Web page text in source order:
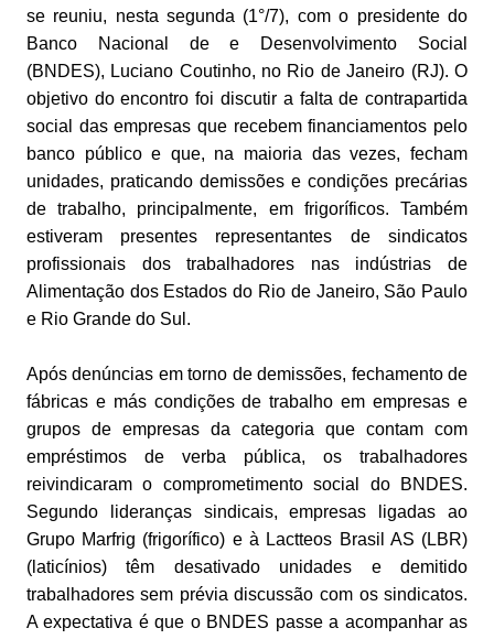
se reuniu, nesta segunda (1°/7), com o presidente do
Banco Nacional de e Desenvolvimento Social
(BNDES), Luciano Coutinho, no Rio de Janeiro (RJ). O
objetivo do encontro foi discutir a falta de contrapartida
social das empresas que recebem financiamentos pelo
banco público e que, na maioria das vezes, fecham
unidades, praticando demissões e condições precárias
de trabalho, principalmente, em frigoríficos. Também
estiveram presentes representantes de sindicatos
profissionais dos trabalhadores nas indústrias de
Alimentação dos Estados do Rio de Janeiro, São Paulo
e Rio Grande do Sul.
Após denúncias em torno de demissões, fechamento de
fábricas e más condições de trabalho em empresas e
grupos de empresas da categoria que contam com
empréstimos de verba pública, os trabalhadores
reivindicaram o comprometimento social do BNDES.
Segundo lideranças sindicais, empresas ligadas ao
Grupo Marfrig (frigorífico) e à Lactteos Brasil AS (LBR)
(laticínios) têm desativado unidades e demitido
trabalhadores sem prévia discussão com os sindicatos.
A expectativa é que o BNDES passe a acompanhar as